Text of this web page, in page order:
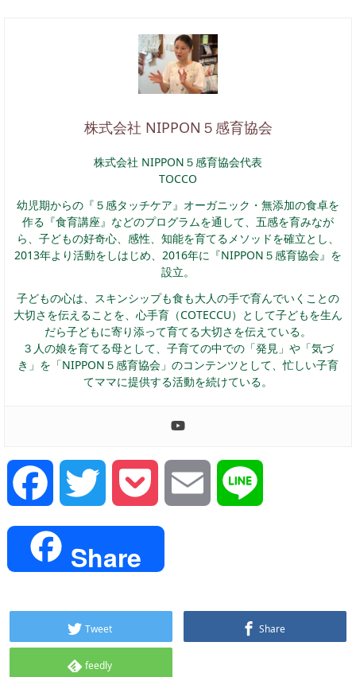
株式会社 NIPPON５感育協会
株式会社 NIPPON５感育協会代表
TOCCO
幼児期からの『５感タッチケア』オーガニック・無添加の食卓を
作る『食育講座』などのプログラムを通して、五感を育みなが
ら、子どもの好奇心、感性、知能を育てるメソッドを確立とし、
2013年より活動をしはじめ、2016年に『NIPPON５感育協会』を
設立。
子どもの心は、スキンシップも食も大人の手で育んでいくことの
大切さを伝えることを、心手育（COTECCU）として子どもを生ん
だら子どもに寄り添って育てる大切さを伝えている。
３人の娘を育てる母として、子育ての中での「発見」や「気づ
き」を「NIPPON５感育協会」のコンテンツとして、忙しい子育
てママに提供する活動を続けている。
Facebook Twitter Pocket Email
Share
Tweet Share
feedly